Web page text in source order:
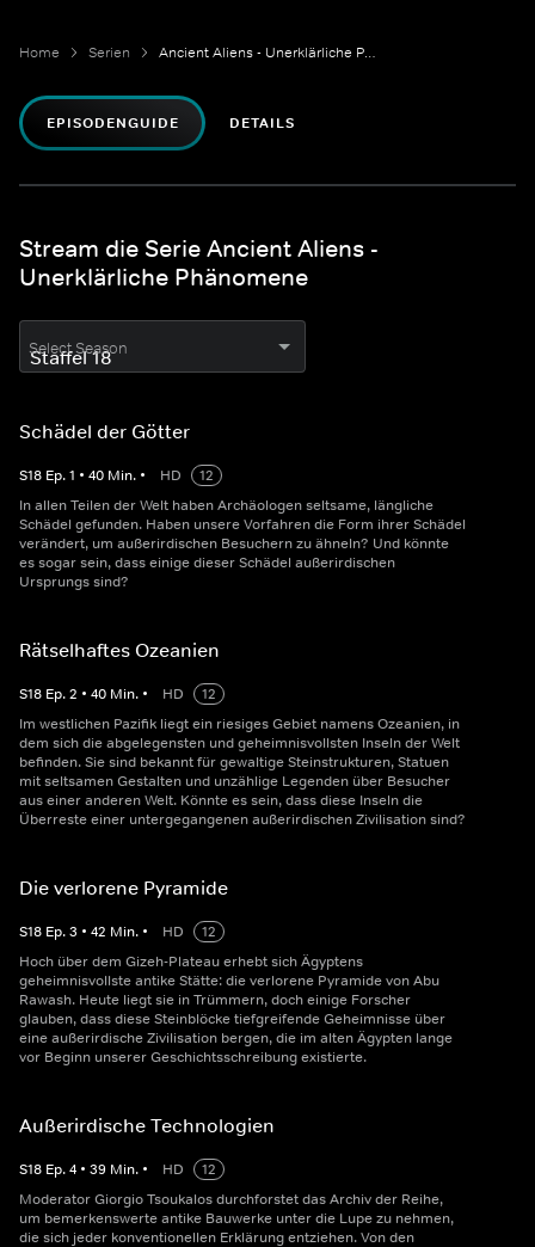
Home Serien Ancient Aliens - Unerklärliche Phänomene
EPISODENGUIDE DETAILS
Stream die Serie Ancient Aliens -
Unerklärliche Phänomene
Select Season
Schädel der Götter
S18 Ep.1 • 40 Min. • HD
12
In allen Teilen der Welt haben Archäologen seltsame, längliche
Schädel gefunden. Haben unsere Vorfahren die Form ihrer Schädel
verändert, um außerirdischen Besuchern zu ähneln? Und könnte
es sogar sein, dass einige dieser Schädel außerirdischen
Ursprungs sind?
Rätselhaftes Ozeanien
S18 Ep.2 • 40 Min. • HD
12
Im westlichen Pazifik liegt ein riesiges Gebiet namens Ozeanien, in
dem sich die abgelegensten und geheimnisvollsten Inseln der Welt
befinden. Sie sind bekannt für gewaltige Steinstrukturen, Statuen
mit seltsamen Gestalten und unzählige Legenden über Besucher
aus einer anderen Welt. Könnte es sein, dass diese Inseln die
Überreste einer untergegangenen außerirdischen Zivilisation sind?
Die verlorene Pyramide
S18 Ep.3 • 42 Min. • HD
12
Hoch über dem Gizeh-Plateau erhebt sich Ägyptens
geheimnisvollste antike Stätte: die verlorene Pyramide von Abu
Rawash. Heute liegt sie in Trümmern, doch einige Forscher
glauben, dass diese Steinblöcke tiefgreifende Geheimnisse über
eine außerirdische Zivilisation bergen, die im alten Ägypten lange
vor Beginn unserer Geschichtsschreibung existierte.
Außerirdische Technologien
S18 Ep.4 • 39 Min. • HD
12
Moderator Giorgio Tsoukalos durchforstet das Archiv der Reihe,
um bemerkenswerte antike Bauwerke unter die Lupe zu nehmen,
die sich jeder konventionellen Erklärung entziehen. Von den